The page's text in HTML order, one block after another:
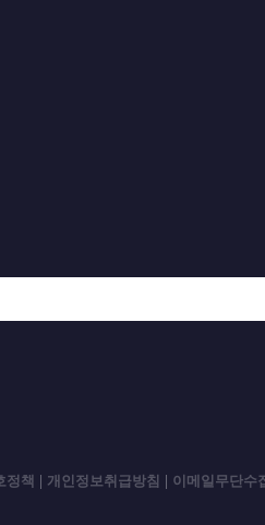
정책 개인정보취급방침 이메일무단수